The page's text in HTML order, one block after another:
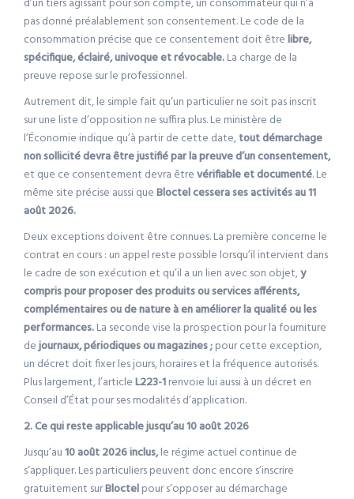
pas donné préalablement son consentement. Le code de la
consommation précise que ce consentement doit êtrelibre,
spécifique, éclairé, univoque et révocable.La charge de la
preuve repose sur le professionnel.
Autrement dit, le simple fait qu’un particulier ne soit pas inscrit
sur une liste d’opposition ne suffira plus. Le ministère de
l’Économie indique qu’à partir de cette date,tout démarchage
non sollicité devra être justifié par la preuve d’un consentement,
et que ce consentement devra êtrevérifiable et documenté. Le
même site précise aussi queBloctel cessera ses activités au 11
août 2026.
Deux exceptions doivent être connues. La première concerne le
contrat en cours : un appel reste possible lorsqu’il intervient dans
le cadre de son exécution et qu’il a un lien avec son objet,y
compris pour proposer des produits ou services afférents,
complémentaires ou de nature à en améliorer la qualité ou les
performances.La seconde vise la prospection pour la fourniture
dejournaux, périodiques ou magazines ;pour cette exception,
un décret doit fixer les jours, horaires et la fréquence autorisés.
Plus largement, l’articleL223-1renvoie lui aussi à un décret en
Conseil d’État pour ses modalités d’application.
2. Ce qui reste applicable jusqu’au 10 août 2026
Jusqu’au10 août 2026 inclus,le régime actuel continue de
s’appliquer. Les particuliers peuvent donc encore s’inscrire
gratuitement surBloctelpour s’opposer au démarchage